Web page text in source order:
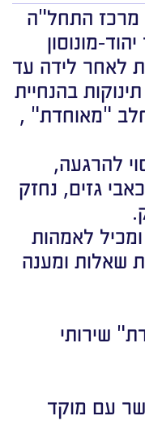
מרכז התחל"ה
מונוסון
לאחר לידה עד
בהנחיית
"מאוחדת" ,
להרגעה,
גזים, נחזק
לאמהות
שאלות ומענה
שירותי
עם מוקד